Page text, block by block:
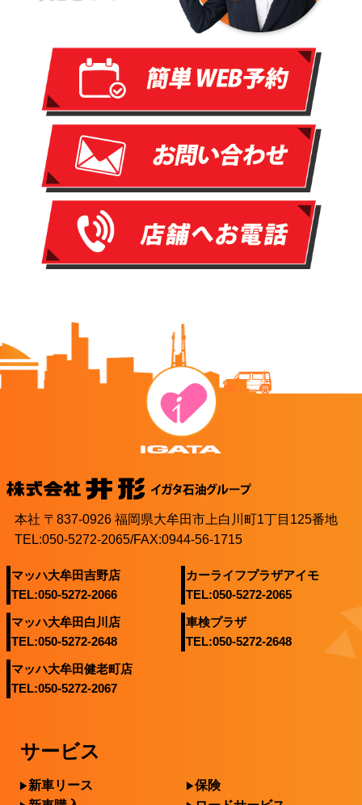
本社 〒837-0926 福岡県大牟田市上白川町1丁目125番地
TEL:050-5272-2065/FAX:0944-56-1715
マッハ大牟田吉野店
TEL:050-5272-2066
カーライフプラザアイモ
TEL:050-5272-2065
マッハ大牟田白川店
TEL:050-5272-2648
車検プラザ
TEL:050-5272-2648
マッハ大牟田健老町店
TEL:050-5272-2067
サービス
新車リース
保険